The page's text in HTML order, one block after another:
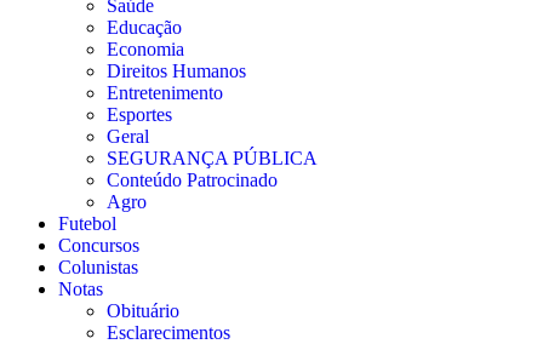
Saúde
Educação
Economia
Direitos Humanos
Entretenimento
Esportes
Geral
SEGURANÇA PÚBLICA
Conteúdo Patrocinado
Agro
Futebol
Concursos
Colunistas
Notas
Obituário
Esclarecimentos